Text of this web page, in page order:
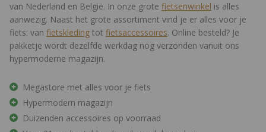
van Nederland en België. In onze grote fietsenwinkel is alles
aanwezig. Naast het grote assortiment vind je er alles voor je
fiets: van fietskleding tot fietsaccessoires. Online besteld? Je
pakketje wordt dezelfde werkdag nog verzonden vanuit ons
hypermoderne magazijn.
Megastore met alles voor je fiets
Hypermodern magazijn
Duizenden accessoires op voorraad